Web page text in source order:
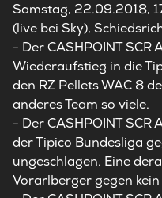
Samstag, 22.09.2018,
(live bei Sky),
- Der CASHPOINT SCR
Wiederaufstieg in die
den RZ Pellets WAC 8
anderes Team so viele.
- Der CASHPOINT SCR
der Tipico Bundesliga
ungeschlagen. Eine
Vorarlberger gegen kein